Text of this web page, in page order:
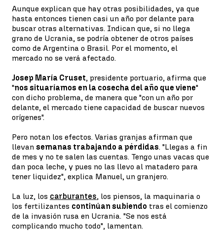
Aunque explican que hay otras posibilidades, ya que
hasta entonces tienen casi un año por delante para
buscar otras alternativas. Indican que, si no llega
grano de Ucrania, se podría obtener de otros países
como de Argentina o Brasil. Por el momento, el
mercado no se verá afectado.
Josep María Cruset, presidente portuario, afirma que
"nos situaríamos en la cosecha del año que viene"
con dicho problema, de manera que "con un año por
delante, el mercado tiene capacidad de buscar nuevos
orígenes".
Pero notan los efectos. Varias granjas afirman que
llevan semanas trabajando a pérdidas. "Llegas a fin
de mes y no te salen las cuentas. Tengo unas vacas que
dan poca leche, y pues no las llevo al matadero para
tener liquidez", explica Manuel, un granjero.
La luz, los carburantes, los piensos, la maquinaria o
los fertilizantes continúan subiendo tras el comienzo
de la invasión rusa en Ucrania. "Se nos está
complicando mucho todo", lamentan.